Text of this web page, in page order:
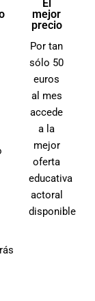
El
mejor
precio
Por tan
sólo 50
euros
al mes
accede
a la
mejor
oferta
educativa
actoral
disponible